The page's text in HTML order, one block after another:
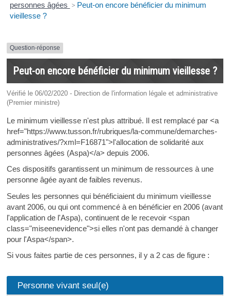
personnes âgées > Peut-on encore bénéficier du minimum
vieillesse ?
Question-réponse
Peut-on encore bénéficier du minimum vieillesse ?
Vérifié le 06/02/2020 - Direction de l'information légale et administrative
(Premier ministre)
Le minimum vieillesse n'est plus attribué. Il est remplacé par <a
href="https://www.tusson.fr/rubriques/la-commune/demarches-
administratives/?xml=F16871">l'allocation de solidarité aux
personnes âgées (Aspa)</a> depuis 2006.
Ces dispositifs garantissent un minimum de ressources à une
personne âgée ayant de faibles revenus.
Seules les personnes qui bénéficiaient du minimum vieillesse
avant 2006, ou qui ont commencé à en bénéficier en 2006 (avant
l'application de l'Aspa), continuent de le recevoir <span
class="miseenevidence">si elles n'ont pas demandé à changer
pour l'Aspa</span>.
Si vous faites partie de ces personnes, il y a 2 cas de figure :
Personne vivant seul(e)